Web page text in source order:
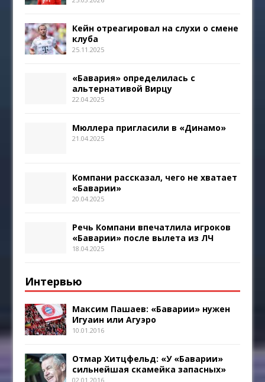
Кейн отреагировал на слухи о смене
клуба
25.11.2025
«Бавария» определилась с
альтернативой Вирцу
22.04.2025
Мюллера пригласили в «Динамо»
21.04.2025
Компани рассказал, чего не хватает
«Баварии»
20.04.2025
Речь Компани впечатлила игроков
«Баварии» после вылета из ЛЧ
18.04.2025
Интервью
Максим Пашаев: «Баварии» нужен
Игуаин или Агуэро
10.01.2016
Отмар Хитцфельд: «У «Баварии»
сильнейшая скамейка запасных»
02.01.2016